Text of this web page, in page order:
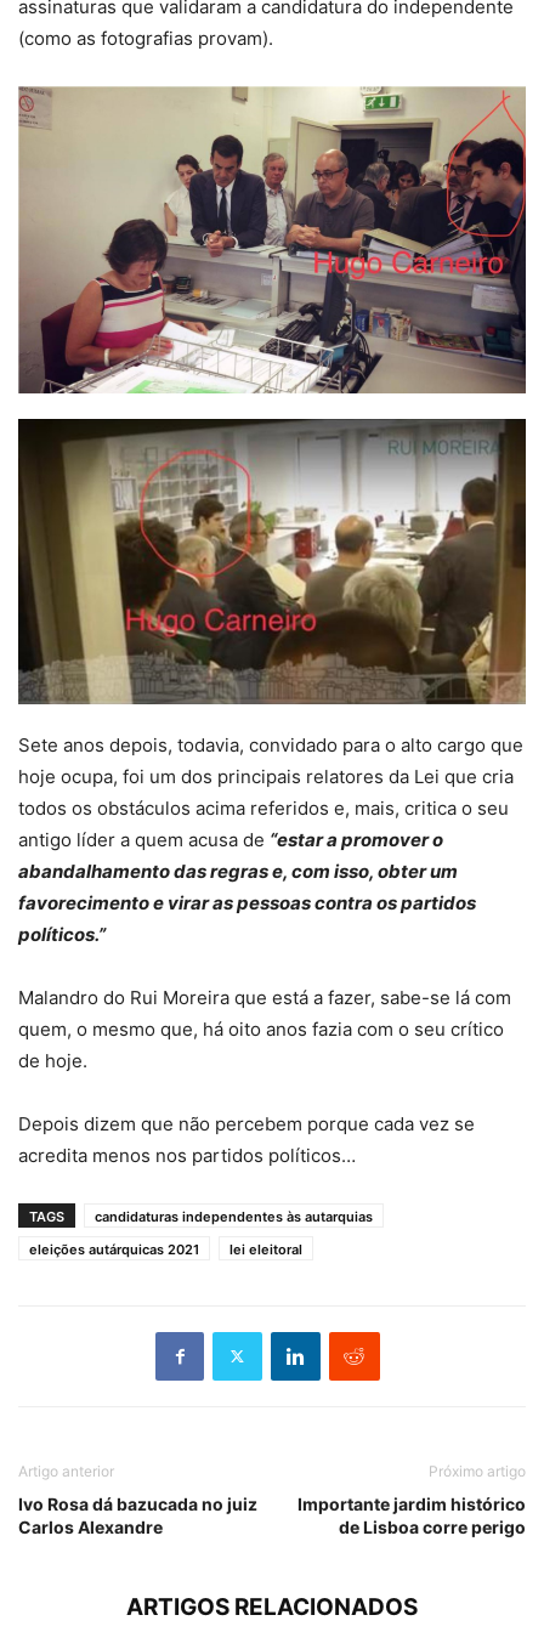
assinaturas que validaram a candidatura do independente
(como as fotografias provam).
Sete anos depois, todavia, convidado para o alto cargo que
hoje ocupa, foi um dos principais relatores da Lei que cria
todos os obstáculos acima referidos e, mais, critica o seu
antigo líder a quem acusa de “estar a promover o
abandalhamento das regras e, com isso, obter um
favorecimento e virar as pessoas contra os partidos
políticos.”
Malandro do Rui Moreira que está a fazer, sabe-se lá com
quem, o mesmo que, há oito anos fazia com o seu crítico
de hoje.
Depois dizem que não percebem porque cada vez se
acredita menos nos partidos políticos…
TAGS
candidaturas independentes às autarquias
eleições autárquicas 2021
lei eleitoral
Artigo anterior
Ivo Rosa dá bazucada no juiz
Carlos Alexandre
Próximo artigo
Importante jardim histórico
de Lisboa corre perigo
ARTIGOS RELACIONADOS